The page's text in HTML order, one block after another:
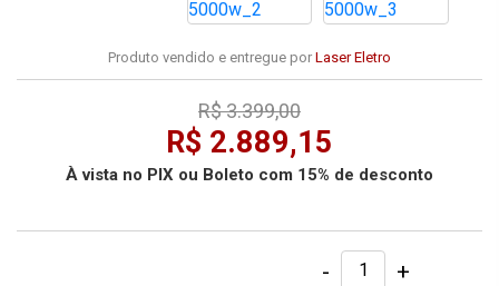
Produto vendido e entregue por Laser Eletro
R$ 2.889,15
À vista no PIX ou Boleto com 15% de desconto
R$ 3.399,00
- +